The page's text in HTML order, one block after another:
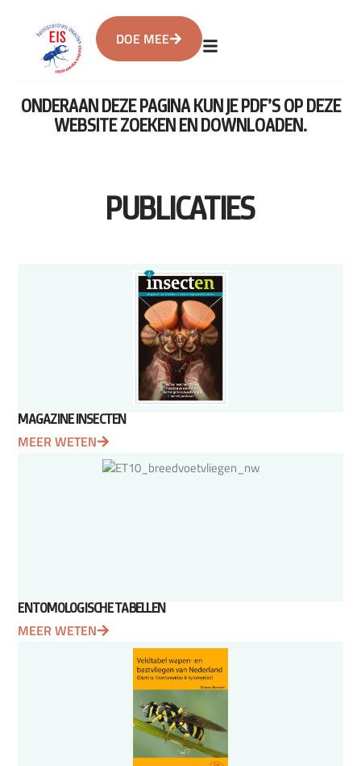
DOE MEE
ONDERAAN DEZE PAGINA KUN JE PDF’S OP DEZE
WEBSITE ZOEKEN EN DOWNLOADEN.
PUBLICATIES
MAGAZINE INSECTEN
MEER WETEN
ENTOMOLOGISCHE TABELLEN
MEER WETEN